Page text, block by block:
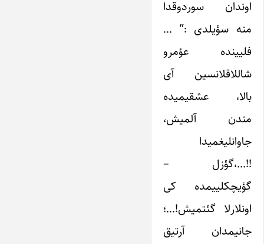
اوندان سوردوقدا
منه سؤیلدی :” …
فلیینده عؤمرو
شاللاقلانسین آی
بالا، عشقیمیده
مندن آلمیش،
جاوانلیغمیدا
!!…،گؤزل –
گؤیچکلییمده کی
اونلارلا گئتمیش!…؛
جانیمدان آرتیق